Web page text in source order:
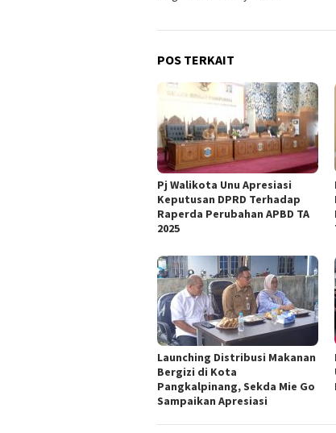
POS TERKAIT
Pj Walikota Unu Apresiasi
Keputusan DPRD Terhadap
Raperda Perubahan APBD TA
2025
Launching Distribusi Makanan
Bergizi di Kota
Pangkalpinang, Sekda Mie Go
Sampaikan Apresiasi